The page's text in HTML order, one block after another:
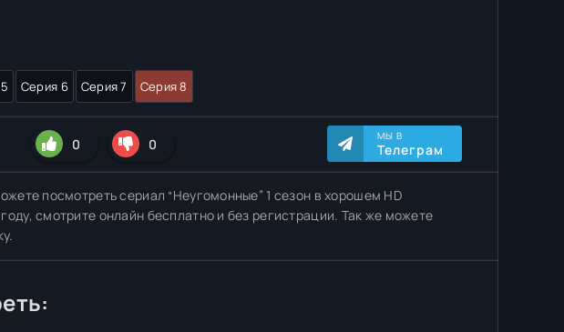
Серия 6 Серия 7 Серия 8
0 0 МЫ В
Телеграм
посмотреть сериал “Неугомонные” 1 сезон в хорошем HD
смотрите онлайн бесплатно и без регистрации. Так же можете